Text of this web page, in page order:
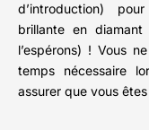
d’introduction)
brillante en
l’espérons) ! Vous
temps nécessaire
assurer que vous